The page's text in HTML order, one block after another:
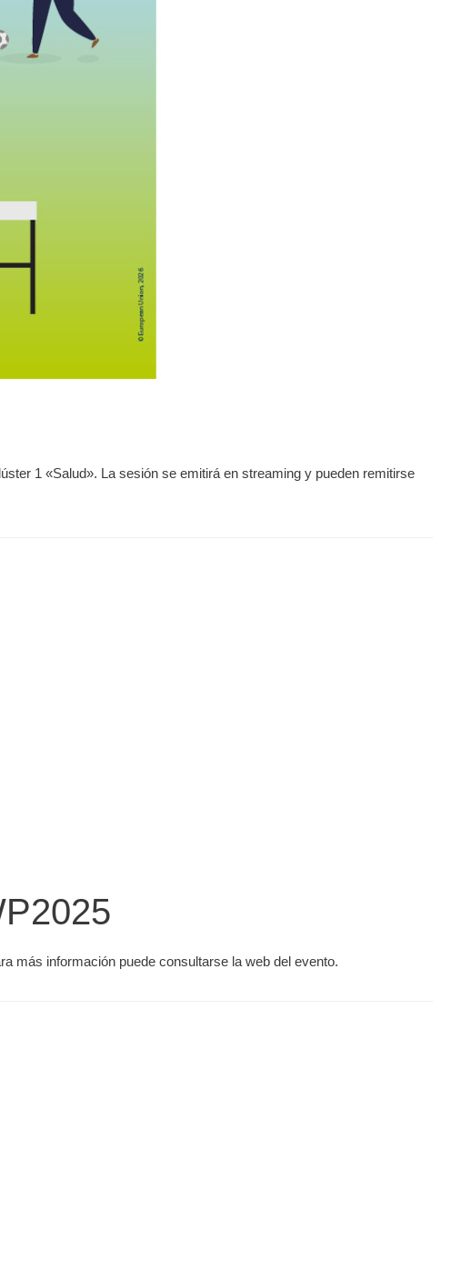
1 «Salud». La sesión se emitirá en streaming y pueden remitirse
más información puede consultarse la web del evento.